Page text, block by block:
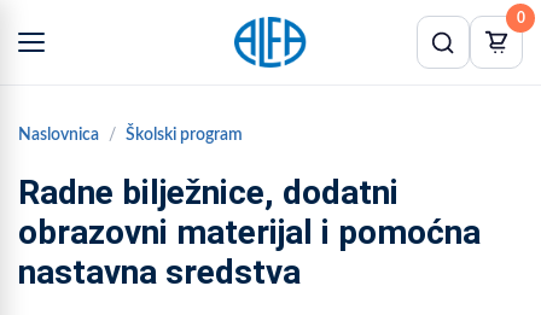
0
Naslovnica Školski program
Radne bilježnice, dodatni
obrazovni materijal i pomoćna
nastavna sredstva